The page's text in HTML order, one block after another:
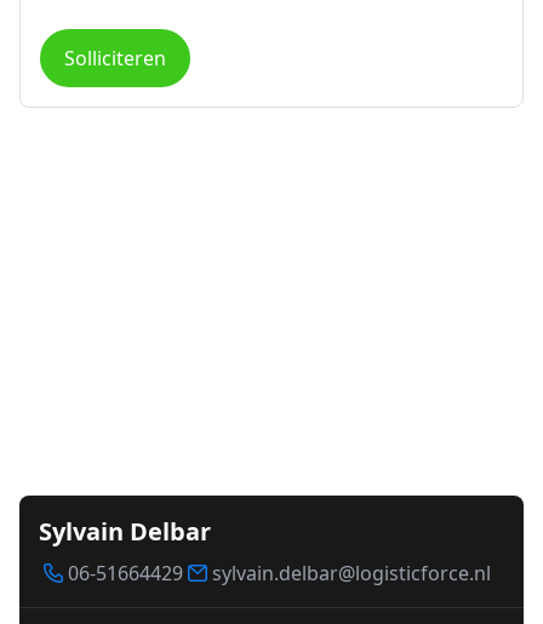
Solliciteren
Sylvain Delbar
06-51664429 sylvain.delbar@logisticforce.nl